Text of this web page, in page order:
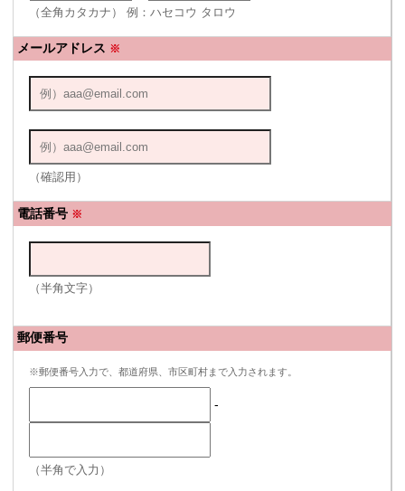
（全角カタカナ） 例：ハセコウ タロウ
メールアドレス ※
（確認用）
電話番号 ※
（半角文字）
郵便番号
※郵便番号入力で、都道府県、市区町村まで入力されます。
-
（半角で入力）